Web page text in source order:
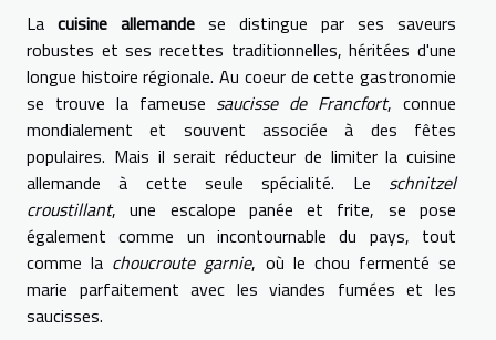
La cuisine allemande se distingue par ses saveurs
robustes et ses recettes traditionnelles, héritées d'une
longue histoire régionale. Au coeur de cette gastronomie
se trouve la fameuse saucisse de Francfort, connue
mondialement et souvent associée à des fêtes
populaires. Mais il serait réducteur de limiter la cuisine
allemande à cette seule spécialité. Le schnitzel
croustillant, une escalope panée et frite, se pose
également comme un incontournable du pays, tout
comme la choucroute garnie, où le chou fermenté se
marie parfaitement avec les viandes fumées et les
saucisses.